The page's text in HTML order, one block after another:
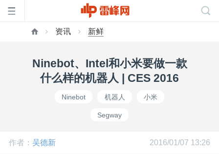
资讯 新鲜
Ninebot、Intel和小米要做一款
什么样的机器人 | CES 2016
Ninebot 机器人 小米
Segway
作者： 吴德新 2016/01/07 13:26